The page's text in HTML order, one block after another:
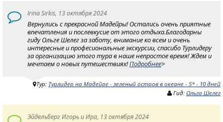
Irina Sirkis, 13 октября 2024
Вернулись с прекрасной Мадейры! Остались очень приятные
впечатления и послевкусие от этого отдыха.Благодарны
гиду Ольге Шелег за заботу, внимание ко всем и очень
интересные и професиональные экскурсии, спасибо Турлидеру
за организацию этого тура в наше непростое время! Ждем и
мечтаем о новых путешествиях!Подробнее>
Тур: Турлидер на Мадейре - зеленый остров в океане - 5* - 10 дней
Гид: Ольга Шелег
Эйдельберг Игорь и Ира, 13 октября 2024